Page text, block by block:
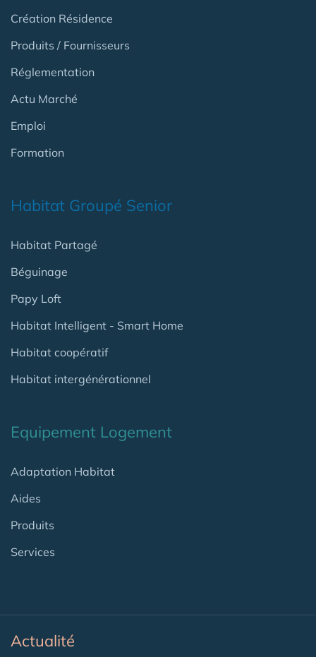
Création Résidence
Produits / Fournisseurs
Réglementation
Actu Marché
Emploi
Formation
Habitat Groupé Senior
Habitat Partagé
Béguinage
Papy Loft
Habitat Intelligent - Smart Home
Habitat coopératif
Habitat intergénérationnel
Equipement Logement
Adaptation Habitat
Aides
Produits
Services
Actualité